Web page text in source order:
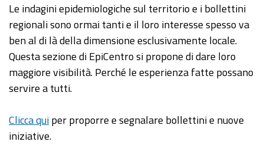
Le indagini epidemiologiche sul territorio e i bollettini
regionali sono ormai tanti e il loro interesse spesso va
ben al di là della dimensione esclusivamente locale.
Questa sezione di EpiCentro si propone di dare loro
maggiore visibilità. Perché le esperienza fatte possano
servire a tutti.
Clicca quiper proporre e segnalare bollettini e nuove
iniziative.